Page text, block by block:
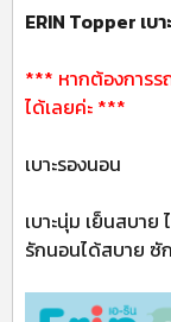
ERIN Topper เบ
*** หากต้องการ
ได้เลยค่ะ ***
เบาะรองนอน
เบาะนุ่ม เย็นสบาย
รักนอนได้สบาย ซั